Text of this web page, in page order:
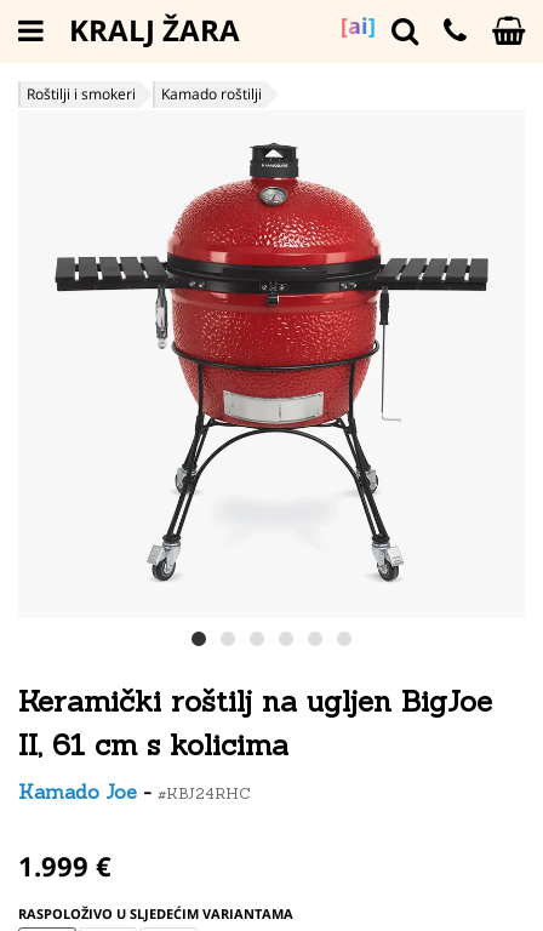
[ai]
KRALJ ŽARA
Roštilji i smokeri Kamado roštilji
Keramički roštilj na ugljen BigJoe
II, 61 cm s kolicima
Kamado Joe - #KBJ24RHC
1.999 €
RASPOLOŽIVO U SLJEDEĆIM VARIANTAMA